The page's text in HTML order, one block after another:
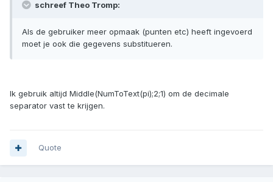
schreef Theo Tromp:
Als de gebruiker meer opmaak (punten etc) heeft ingevoerd
moet je ook die gegevens substitueren.
Ik gebruik altijd Middle(NumToText(pi);2;1) om de decimale
separator vast te krijgen.
Quote